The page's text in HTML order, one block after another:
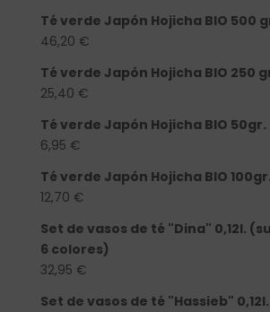
Té verde Japón Hojicha BIO 500
46,20 €
Té verde Japón Hojicha BIO 250
25,40 €
Té verde Japón Hojicha BIO 50gr.
6,95 €
Té verde Japón Hojicha BIO 100gr.
12,70 €
Set de vasos de té "Dina" 0,12l.
6 colores)
32,95 €
Set de vasos de té "Hassieb"